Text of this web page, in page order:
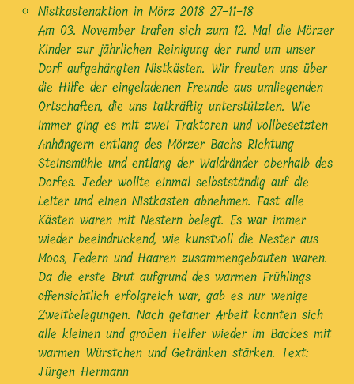
Nistkastenaktion in Mörz 2018 27-11-18
Am 03. November trafen sich zum 12. Mal die Mörzer
Kinder zur jährlichen Reinigung der rund um unser
Dorf aufgehängten Nistkästen. Wir freuten uns über
die Hilfe der eingeladenen Freunde aus umliegenden
Ortschaften, die uns tatkräftig unterstützten. Wie
immer ging es mit zwei Traktoren und vollbesetzten
Anhängern entlang des Mörzer Bachs Richtung
Steinsmühle und entlang der Waldränder oberhalb des
Dorfes. Jeder wollte einmal selbstständig auf die
Leiter und einen Nistkasten abnehmen. Fast alle
Kästen waren mit Nestern belegt. Es war immer
wieder beeindruckend, wie kunstvoll die Nester aus
Moos, Federn und Haaren zusammengebauten waren.
Da die erste Brut aufgrund des warmen Frühlings
offensichtlich erfolgreich war, gab es nur wenige
Zweitbelegungen. Nach getaner Arbeit konnten sich
alle kleinen und großen Helfer wieder im Backes mit
warmen Würstchen und Getränken stärken. Text:
Jürgen Hermann